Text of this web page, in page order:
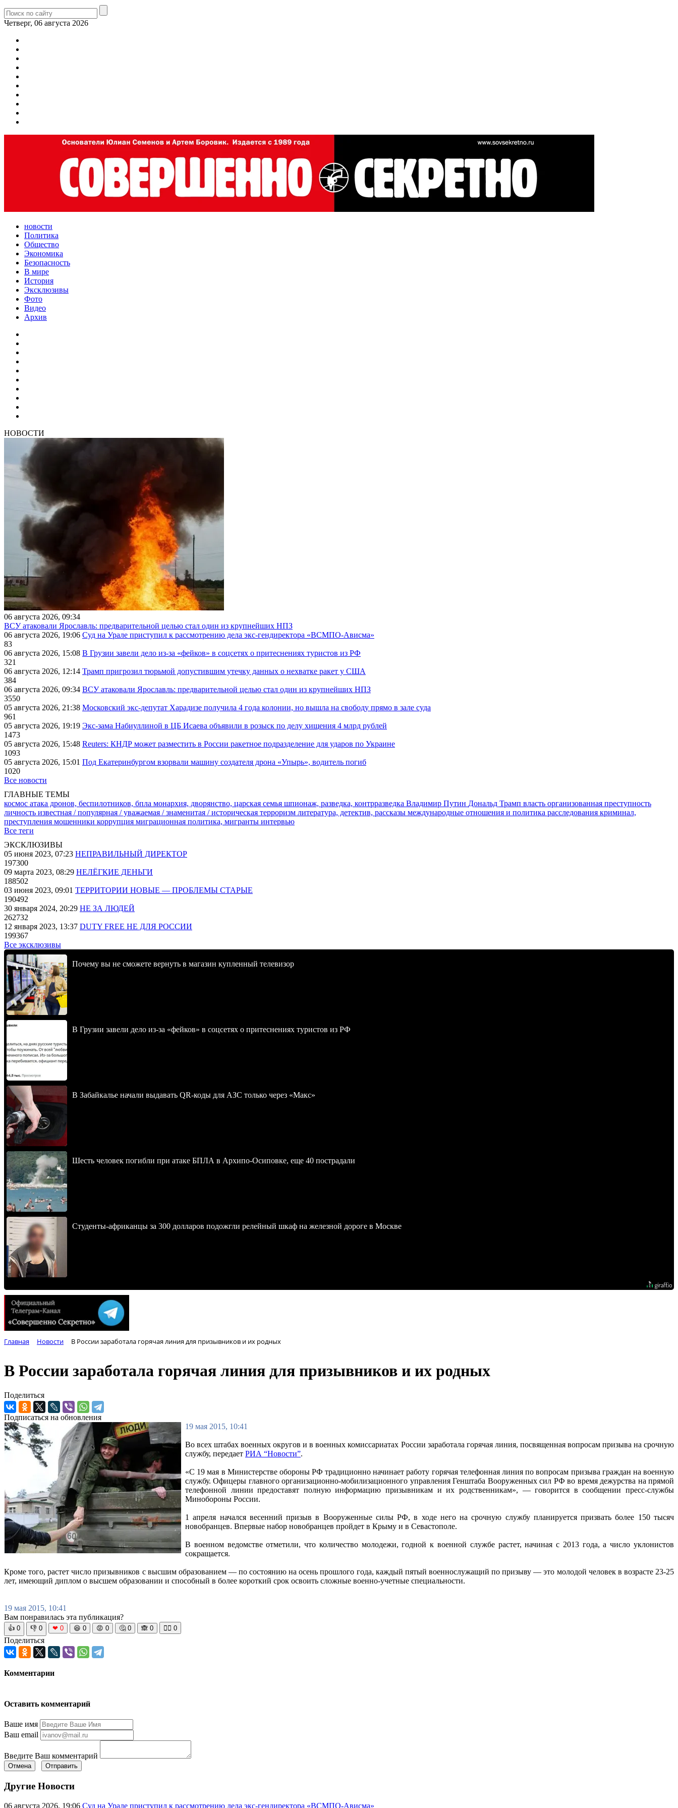
Четверг, 06 августа 2026
новости
Политика
Общество
Экономика
Безопасность
В мире
История
Эксклюзивы
Фото
Видео
Архив
НОВОСТИ
06 августа 2026, 09:34
ВСУ атаковали Ярославль: предварительной целью стал один из крупнейших НПЗ
06 августа 2026, 19:06 Суд на Урале приступил к рассмотрению дела экс-гендиректора «ВСМПО-Ависма»
83
06 августа 2026, 15:08 В Грузии завели дело из-за «фейков» в соцсетях о притеснениях туристов из РФ
321
06 августа 2026, 12:14 Трамп пригрозил тюрьмой допустившим утечку данных о нехватке ракет у США
384
06 августа 2026, 09:34 ВСУ атаковали Ярославль: предварительной целью стал один из крупнейших НПЗ
3550
05 августа 2026, 21:38 Московский экс-депутат Харадизе получила 4 года колонии, но вышла на свободу прямо в зале суда
961
05 августа 2026, 19:19 Экс-зама Набиуллиной в ЦБ Исаева объявили в розыск по делу хищения 4 млрд рублей
1473
05 августа 2026, 15:48 Reuters: КНДР может разместить в России ракетное подразделение для ударов по Украине
1093
05 августа 2026, 15:01 Под Екатеринбургом взорвали машину создателя дрона «Упырь», водитель погиб
1020
Все новости
ГЛАВНЫЕ ТЕМЫ
космос атака дронов, беспилотников, бпла монархия, дворянство, царская семья шпионаж, разведка, контрразведка Владимир Путин Дональд Трамп власть организованная преступность
личность известная / популярная / уважаемая / знаменитая / историческая терроризм литература, детектив, рассказы международные отношения и политика расследования криминал,
преступления мошенники коррупция миграционная политика, мигранты интервью
Все теги
ЭКСКЛЮЗИВЫ
05 июня 2023, 07:23 НЕПРАВИЛЬНЫЙ ДИРЕКТОР
197300
09 марта 2023, 08:29 НЕЛЁГКИЕ ДЕНЬГИ
188502
03 июня 2023, 09:01 ТЕРРИТОРИИ НОВЫЕ — ПРОБЛЕМЫ СТАРЫЕ
190492
30 января 2024, 20:29 НЕ ЗА ЛЮДЕЙ
262732
12 января 2023, 13:37 DUTY FREE НЕ ДЛЯ РОССИИ
199367
Все эксклюзивы
Почему вы не сможете вернуть в магазин купленный телевизор
В Грузии завели дело из-за «фейков» в соцсетях о притеснениях туристов из РФ
В Забайкалье начали выдавать QR-коды для АЗС только через «Макс»
Шесть человек погибли при атаке БПЛА в Архипо-Осиповке, еще 40 пострадали
Студенты-африканцы за 300 долларов подожгли релейный шкаф на железной дороге в Москве
Главная Новости В России заработала горячая линия для призывников и их родных
В России заработала горячая линия для призывников и их родных
Поделиться
Подписаться на обновления
19 мая 2015, 10:41
Во всех штабах военных округов и в военных комиссариатах России заработала горячая линия, посвященная вопросам призыва на срочную
службу, передает РИА “Новости”.
«С 19 мая в Министерстве обороны РФ традиционно начинает работу горячая телефонная линия по вопросам призыва граждан на военную
службу. Офицеры главного организационно-мобилизационного управления Генштаба Вооруженных сил РФ во время дежурства на прямой
телефонной линии предоставят полную информацию призывникам и их родственникам», — говорится в сообщении пресс-службы
Минобороны России.
1 апреля начался весенний призыв в Вооруженные силы РФ, в ходе него на срочную службу планируется призвать более 150 тысяч
новобранцев. Впервые набор новобранцев пройдет в Крыму и в Севастополе.
В военном ведомстве отметили, что количество молодежи, годной к военной службе растет, начиная с 2013 года, а число уклонистов
сокращается.
Кроме того, растет число призывников с высшим образованием — по состоянию на осень прошлого года, каждый пятый военнослужащий по призыву — это молодой человек в возрасте 23-25
лет, имеющий диплом о высшем образовании и способный в более короткий срок освоить сложные военно-учетные специальности.
19 мая 2015, 10:41
Вам понравилась эта публикация?
👍 0 👎 0 ❤ 0 😆 0 😡 0 🤔 0 🙈 0 🧘‍♀️ 0
Поделиться
Комментарии
Оставить комментарий
Ваше имя
Ваш email
Введите Ваш комментарий
Отмена Отправить
Другие Новости
06 августа 2026, 19:06 Суд на Урале приступил к рассмотрению дела экс-гендиректора «ВСМПО-Ависма»